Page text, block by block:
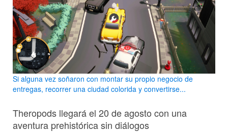
Si alguna vez soñaron con montar su propio negocio de
entregas, recorrer una ciudad colorida y convertirse...
Theropods llegará el 20 de agosto con una
aventura prehistórica sin diálogos